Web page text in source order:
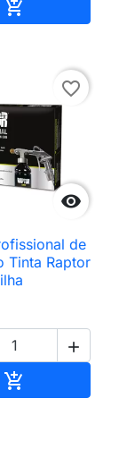


favorite_border
de
Tinta Raptor

